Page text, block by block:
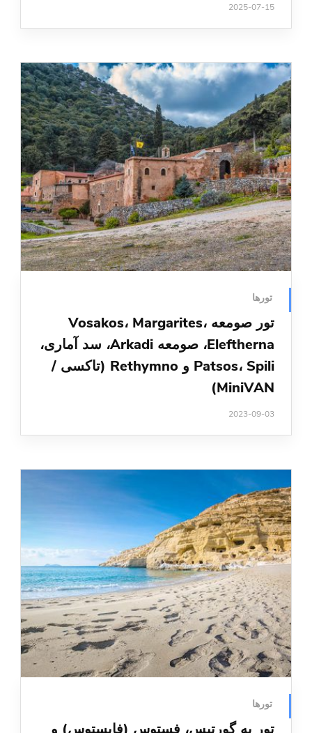
2025-07-15
تورها
تور صومعه Vosakos، Margarites،
Eleftherna، صومعه Arkadi، سد آماری،
Patsos، Spili و Rethymno (تاکسی /
MiniVAN)
2023-09-03
تورها